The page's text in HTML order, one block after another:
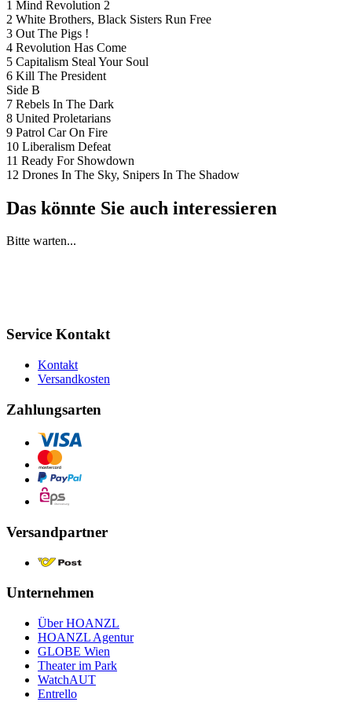
1 Mind Revolution 2
2 White Brothers, Black Sisters Run Free
3 Out The Pigs !
4 Revolution Has Come
5 Capitalism Steal Your Soul
6 Kill The President
Side B
7 Rebels In The Dark
8 United Proletarians
9 Patrol Car On Fire
10 Liberalism Defeat
11 Ready For Showdown
12 Drones In The Sky, Snipers In The Shadow
Das könnte Sie auch interessieren
Bitte warten...
Service Kontakt
Kontakt
Versandkosten
Zahlungsarten
Versandpartner
Unternehmen
Über HOANZL
HOANZL Agentur
GLOBE Wien
Theater im Park
WatchAUT
Entrello